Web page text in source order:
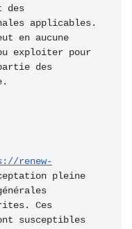
des
applicables.
exploiter pour
des
renew-
pleine
Ces
susceptibles